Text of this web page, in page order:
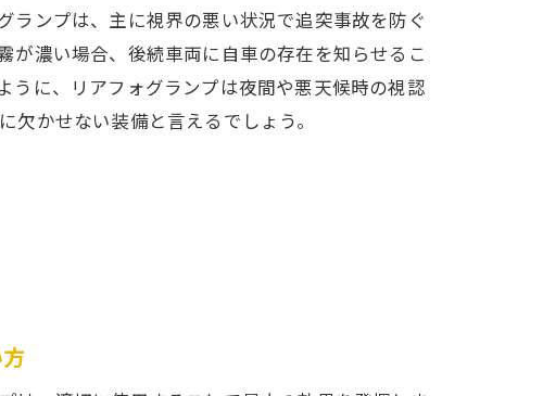
ランプは、主に視界の悪い状況で追突事故を防ぐ
が濃い場合、後続車両に自車の存在を知らせるこ
うに、リアフォグランプは夜間や悪天候時の視認
かせない装備と言えるでしょう。